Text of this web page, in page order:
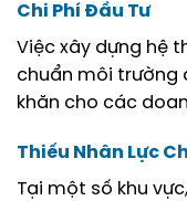
Chi Phí Đầu Tư
Việc xây dựng hệ
chuẩn môi trường
khăn cho các
Thiếu Nhân Lực
Tại một số khu